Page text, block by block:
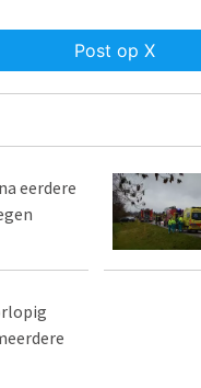
Post op X
eerdere